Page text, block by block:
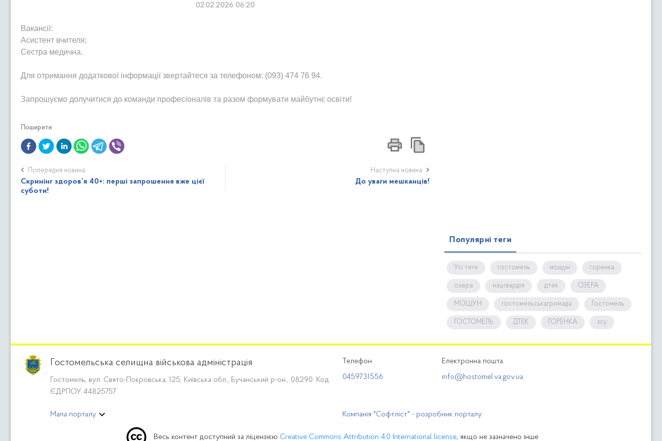
02.02.2026 06:20
Вакансії:
Асистент вчителя;
Сестра медична.
Для отримання додаткової інформації звертайтеся за телефоном: (093) 474 76 94.
Запрошуємо долучитися до команди професіоналів та разом формувати майбутнє освіти!
Поширити
Попередня новина
Скринінг здоров’я 40+: перші запрошення вже цієї
суботи!
Наступна новина
До уваги мешканців!
Популярні теги
Усі теги гостомель мощун горенка
озера нацгвардія дтек ОЗЕРА
МОЩУН гостомельськагромада Гостомель
ГОСТОМЕЛЬ ДТЕК ГОРЕНКА зсу
Гостомельська селищна військова адміністрація
Гостомель, вул. Свято-Покровська, 125, Київська обл., Бучанський р-он., 08290. Код
ЄДРПОУ 44825757
Телефон
0459731556
Електронна пошта
info@hostomel.va.gov.ua
Мапа порталу Компанія "Софтліст" - розробник порталу
Весь контент доступний за ліцензією Creative Commons Attribution 4.0 International license, якщо не зазначено інше